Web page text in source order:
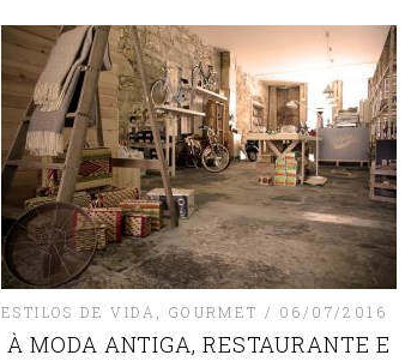
ESTILOS DE VIDA GOURMET 06/07/2016
À MODA ANTIGA, RESTAURANTE E